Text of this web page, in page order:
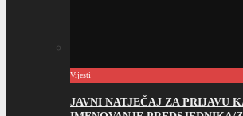
Vijesti
JAVNI NATJEČAJ ZA PRIJAVU